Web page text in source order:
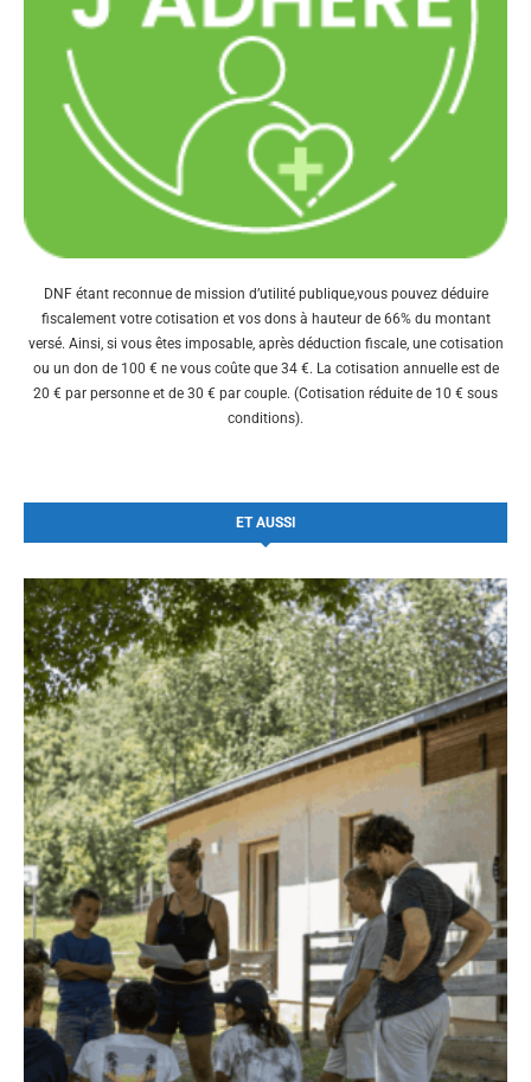
DNF étant reconnue de mission d’utilité publique,vous pouvez déduire
fiscalement votre cotisation et vos dons à hauteur de 66% du montant
versé. Ainsi, si vous êtes imposable, après déduction fiscale, une cotisation
ou un don de 100 € ne vous coûte que 34 €. La cotisation annuelle est de
20 € par personne et de 30 € par couple. (Cotisation réduite de 10 € sous
conditions).
ET AUSSI